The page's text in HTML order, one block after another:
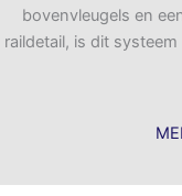
bovenvleugels en
raildetail, is dit